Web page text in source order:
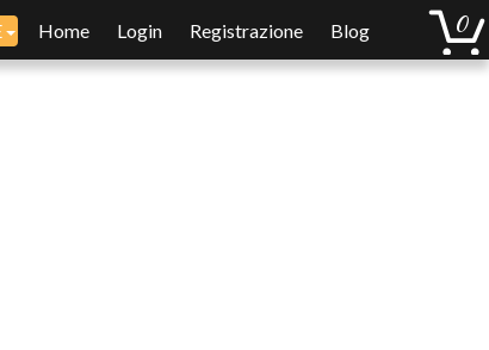
Home Login Registrazione Blog